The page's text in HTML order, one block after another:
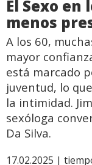
El Sexo en
menos
A los 60,
mayor
está marcado
juventud, lo
la intimidad.
sexóloga
Da Silva.
17.02.2025 |